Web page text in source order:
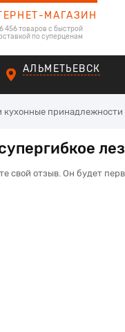
МАГАЗИН
456 товаров с быстрой
по суперценам
АЛЬМЕТЬЕВСК
кухонные принадлежности
свой отзыв. Он будет